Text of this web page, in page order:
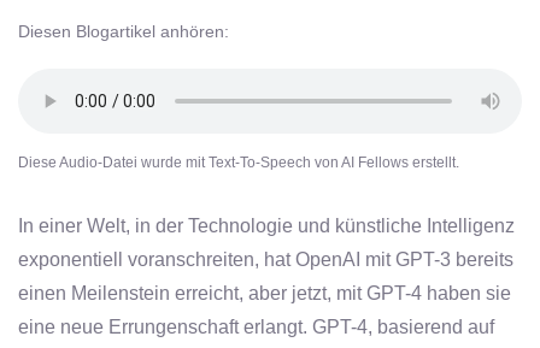
Diesen Blogartikel anhören:
Diese Audio-Datei wurde mit Text-To-Speech von AI Fellows erstellt.
In einer Welt, in der Technologie und künstliche Intelligenz
exponentiell voranschreiten, hatOpenAI mit GPT-3 bereits
einen Meilenstein erreicht, aber jetzt, mit GPT-4 haben sie
eine neue Errungenschaft erlangt. GPT-4, basierend auf